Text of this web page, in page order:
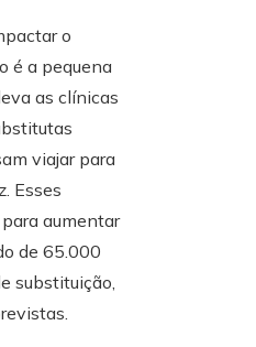
o
é a pequena
as clínicas
viajar para
Esses
aumentar
de 65.000
substituição,